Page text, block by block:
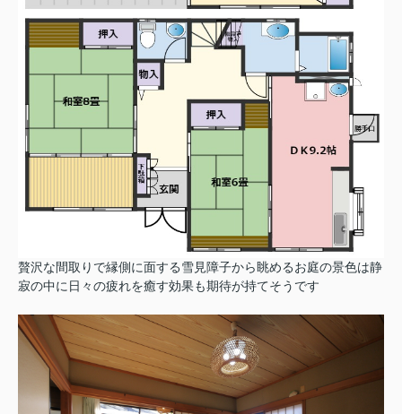
贅沢な間取りで縁側に面する雪見障子から眺めるお庭の景色は静
寂の中に日々の疲れを癒す効果も期待が持てそうです